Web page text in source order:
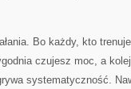
Bo każdy, kto
czujesz moc, a
systematyczność.